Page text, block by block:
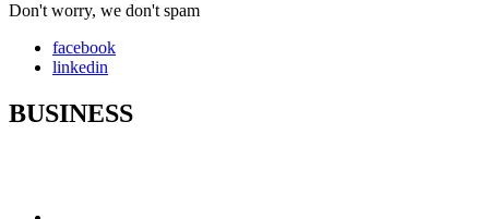
Don't worry, we don't spam
facebook
linkedin
BUSINESS